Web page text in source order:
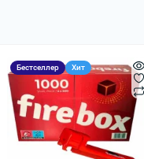
Бестселлер Хит